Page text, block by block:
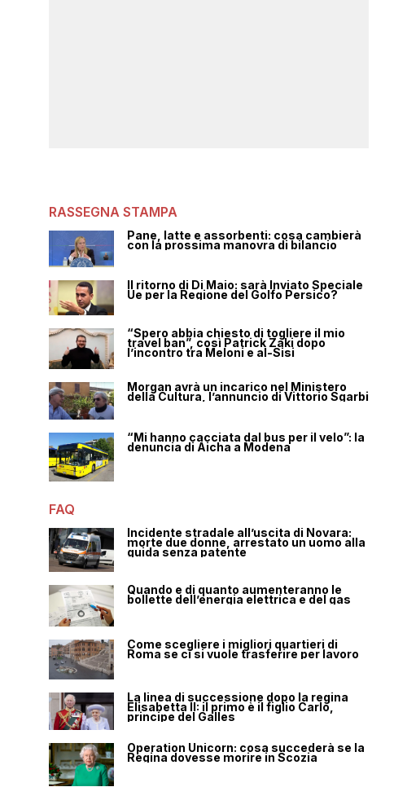
RASSEGNA STAMPA
Pane, latte e assorbenti: cosa cambierà
con la prossima manovra di bilancio
Il ritorno di Di Maio: sarà Inviato Speciale
Ue per la Regione del Golfo Persico?
“Spero abbia chiesto di togliere il mio
travel ban”, così Patrick Zaki dopo
l’incontro tra Meloni e al-Sisi
Morgan avrà un incarico nel Ministero
della Cultura, l’annuncio di Vittorio Sgarbi
“Mi hanno cacciata dal bus per il velo”: la
denuncia di Aicha a Modena
FAQ
Incidente stradale all’uscita di Novara:
morte due donne, arrestato un uomo alla
guida senza patente
Quando e di quanto aumenteranno le
bollette dell’energia elettrica e del gas
Come scegliere i migliori quartieri di
Roma se ci si vuole trasferire per lavoro
La linea di successione dopo la regina
Elisabetta II: il primo è il figlio Carlo,
principe del Galles
Operation Unicorn: cosa succederà se la
Regina dovesse morire in Scozia